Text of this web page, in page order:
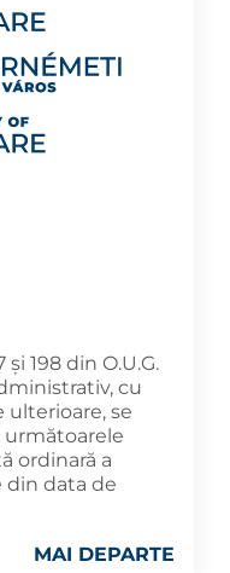
198 din O.U.G.
cu
se
ordinară a
din data de
MAI DEPARTE